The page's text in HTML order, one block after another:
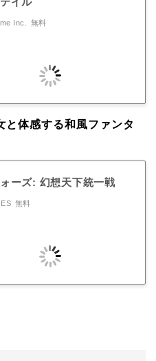
Inc. 無料
と体感する和風ファンタ
ーズ: 幻想天下統一戦
無料